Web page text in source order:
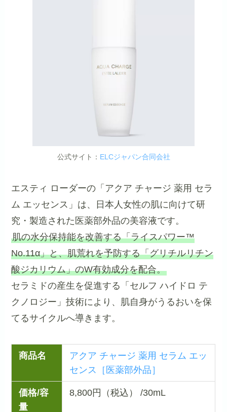
公式サイト： ELCジャパン合同会社
エスティ ローダーの「アクア チャージ 薬用 セラ
ム エッセンス」は、日本人女性の肌に向けて研
究・製造された医薬部外品の美容液です。
肌の水分保持能を改善する「ライスパワー™
No.11α」と、肌荒れを予防する「グリチルリチン
酸ジカリウム」のW有効成分を配合。
セラミドの産生を促進する「セルフ ハイドロ テ
クノロジー」技術により、肌自身がうるおいを保
てるサイクルへ導きます。
商品名
アクア チャージ 薬用 セラム エッ
センス［医薬部外品］
価格/容
量
8,800円（税込） /30mL